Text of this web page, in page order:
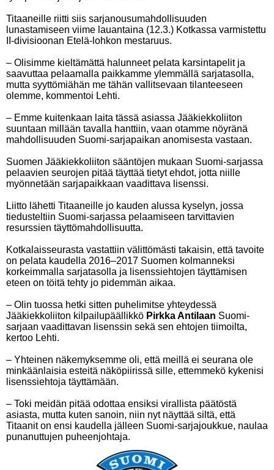
Titaaneille riitti siis sarjanousumahdollisuuden
lunastamiseen viime lauantaina (12.3.) Kotkassa varmistettu
II-divisioonan Etelä-lohkon mestaruus.
– Olisimme kieltämättä halunneet pelata karsintapelit ja
saavuttaa pelaamalla paikkamme ylemmällä sarjatasolla,
mutta syyttömiähän me tähän vallitsevaan tilanteeseen
olemme, kommentoi Lehti.
– Emme kuitenkaan laita tässä asiassa Jääkiekkoliiton
suuntaan millään tavalla hanttiin, vaan otamme nöyränä
mahdollisuuden Suomi-sarjapaikan anomisesta vastaan.
Suomen Jääkiekkoliiton sääntöjen mukaan Suomi-sarjassa
pelaavien seurojen pitää täyttää tietyt ehdot, jotta niille
myönnetään sarjapaikkaan vaadittava lisenssi.
Liitto lähetti Titaaneille jo kauden alussa kyselyn, jossa
tiedusteltiin Suomi-sarjassa pelaamiseen tarvittavien
resurssien täyttömahdollisuutta.
Kotkalaisseurasta vastattiin välittömästi takaisin, että tavoite
on pelata kaudella 2016–2017 Suomen kolmanneksi
korkeimmalla sarjatasolla ja lisenssiehtojen täyttämisen
eteen on töitä tehty jo pidemmän aikaa.
– Olin tuossa hetki sitten puhelimitse yhteydessä
Jääkiekkoliiton kilpailupäällikkö Pirkka Antilaan Suomi-
sarjaan vaadittavan lisenssin sekä sen ehtojen tiimoilta,
kertoo Lehti.
– Yhteinen näkemyksemme oli, että meillä ei seurana ole
minkäänlaisia esteitä näköpiirissä sille, ettemmekö kykenisi
lisenssiehtoja täyttämään.
– Toki meidän pitää odottaa ensiksi virallista päätöstä
asiasta, mutta kuten sanoin, niin nyt näyttää siltä, että
Titaanit on ensi kaudella jälleen Suomi-sarjajoukkue, naulaa
punanuttujen puheenjohtaja.